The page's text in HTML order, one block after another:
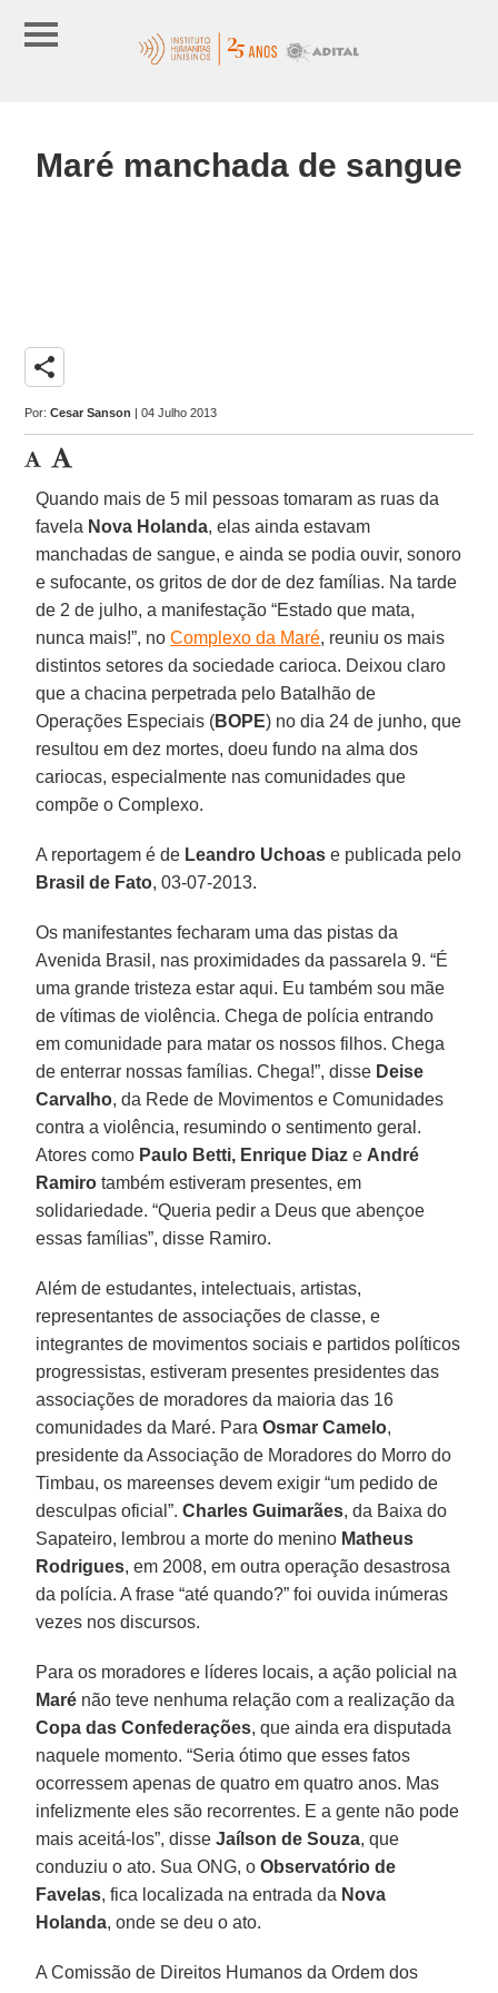
Maré manchada de sangue
share
Por:Cesar Sanson | 04 Julho 2013
Quando mais de 5 mil pessoas tomaram as ruas da
favela Nova Holanda, elas ainda estavam
manchadas de sangue, e ainda se podia ouvir, sonoro
e sufocante, os gritos de dor de dez famílias. Na tarde
de 2 de julho, a manifestação “Estado que mata,
nunca mais!”, noComplexo da Maré, reuniu os mais
distintos setores da sociedade carioca. Deixou claro
que a chacina perpetrada pelo Batalhão de
Operações Especiais (BOPE) no dia 24 de junho, que
resultou em dez mortes, doeu fundo na alma dos
cariocas, especialmente nas comunidades que
compõe o Complexo.
A reportagem é de Leandro Uchoas e publicada pelo
Brasil de Fato, 03-07-2013.
Os manifestantes fecharam uma das pistas da
Avenida Brasil, nas proximidades da passarela 9. “É
uma grande tristeza estar aqui. Eu também sou mãe
de vítimas de violência. Chega de polícia entrando
em comunidade para matar os nossos filhos. Chega
de enterrar nossas famílias. Chega!”, disse Deise
Carvalho, da Rede de Movimentos e Comunidades
contra a violência, resumindo o sentimento geral.
Atores como Paulo Betti, Enrique Diaz e André
Ramiro também estiveram presentes, em
solidariedade. “Queria pedir a Deus que abençoe
essas famílias”, disse Ramiro.
Além de estudantes, intelectuais, artistas,
representantes de associações de classe, e
integrantes de movimentos sociais e partidos políticos
progressistas, estiveram presentes presidentes das
associações de moradores da maioria das 16
comunidades da Maré. ParaOsmar Camelo,
presidente da Associação de Moradores do Morro do
Timbau, os mareenses devem exigir “um pedido de
desculpas oficial”.Charles Guimarães, da Baixa do
Sapateiro, lembrou a morte do menino Matheus
Rodrigues, em 2008, em outra operação desastrosa
da polícia. A frase “até quando?” foi ouvida inúmeras
vezes nos discursos.
Para os moradores e líderes locais, a ação policial na
Maré não teve nenhuma relação com a realização da
Copa das Confederações, que ainda era disputada
naquele momento. “Seria ótimo que esses fatos
ocorressem apenas de quatro em quatro anos. Mas
infelizmente eles são recorrentes. E a gente não pode
mais aceitá-los”, disseJaílson de Souza, que
conduziu o ato. Sua ONG, oObservatório de
Favelas, fica localizada na entrada da Nova
Holanda, onde se deu o ato.
A Comissão de Direitos Humanos da Ordem dos